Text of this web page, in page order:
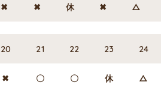
✖ ✖ 休 ✖ △
20 21 22 23 24
✖ 〇 〇 休 △